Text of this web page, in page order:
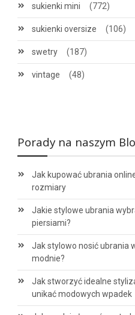
sukienki mini (772)
sukienki oversize (106)
swetry (187)
vintage (48)
Porady na naszym
Jak kupować ubrania
rozmiary
Jakie stylowe ubrania
piersiami?
Jak stylowo nosić ubrania
modnie?
Jak stworzyć idealne
unikać modowych wpadek